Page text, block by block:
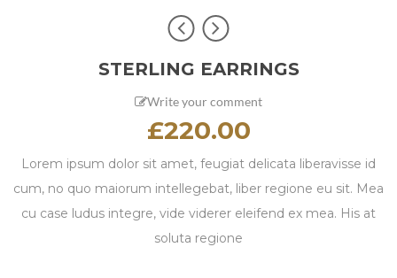
STERLING EARRINGS
Write your comment
£220.00
Lorem ipsum dolor sit amet, feugiat delicata liberavisse id
cum, no quo maiorum intellegebat, liber regione eu sit. Mea
cu case ludus integre, vide viderer eleifend ex mea. His at
soluta regione